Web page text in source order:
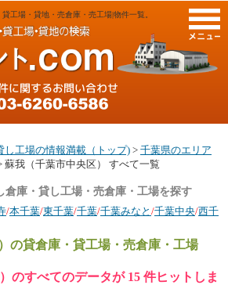
工場・貸地・売倉庫・売工場|物件一覧。
し工場の情報満載（トップ) > 千葉県のエリア
蘇我（千葉市中央区） すべて一覧
倉庫・貸し工場・売倉庫・工場を探す
/本千葉/東千葉/千葉/千葉みなと /千葉中央/西千
の貸倉庫・貸工場・売倉庫・工場
のすべてのデータが 15 件ヒットしま